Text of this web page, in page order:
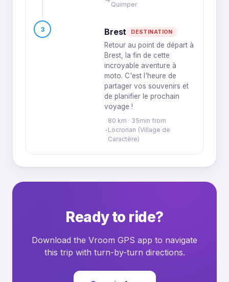
Quimper
3 Brest DESTINATION
Retour au point de départ à
Brest, la fin de cette
incroyable aventure à
moto. C'est l'heure de
partager vos souvenirs et
de planifier le prochain
voyage !
80 km · 35min from
Locronan (Village de
Caractère)
Ready to ride?
Download the Vroom GPS app to navigate
this trip with turn-by-turn directions.